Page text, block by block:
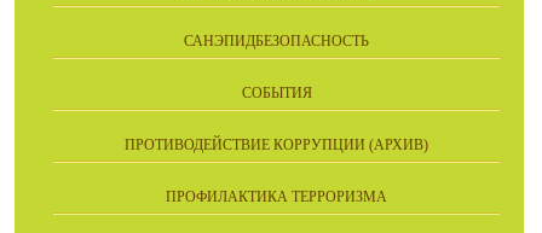
САНЭПИДБЕЗОПАСНОСТЬ
СОБЫТИЯ
ПРОТИВОДЕЙСТВИЕ КОРРУПЦИИ (АРХИВ)
ПРОФИЛАКТИКА ТЕРРОРИЗМА